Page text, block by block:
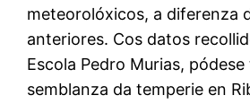
meteorolóxicos, a diferenza
anteriores. Cos datos
Escola Pedro Murias,
semblanza da temperie en